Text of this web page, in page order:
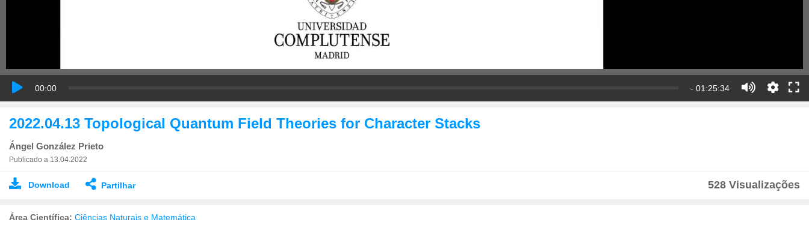
00:00 - 01:25:34
2022.04.13 Topological Quantum Field Theories for Character Stacks
Ángel González Prieto
Publicado a 13.04.2022
Download Partilhar 528 Visualizações
Área Científica: Ciências Naturais e Matemática